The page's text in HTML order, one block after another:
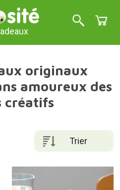
originaux
amoureux des
créatifs
Trier